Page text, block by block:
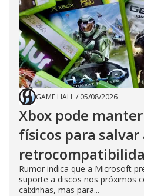
GAME HALL/ 05/08/2026
Xbox pode
físicos para salvar
Rumor indica que a Microsoft
suporte a discos nos próximos
caixinhas, mas para...